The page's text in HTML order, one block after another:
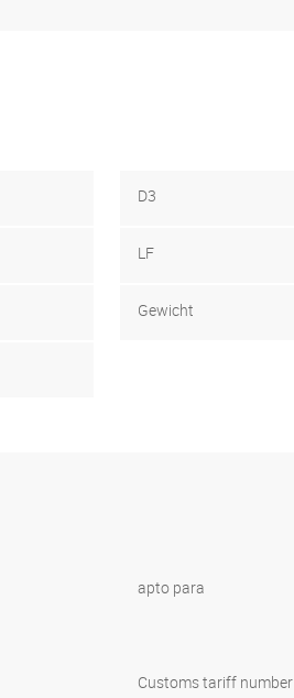
D3
LF
Gewicht
apto para
Customs tariff number